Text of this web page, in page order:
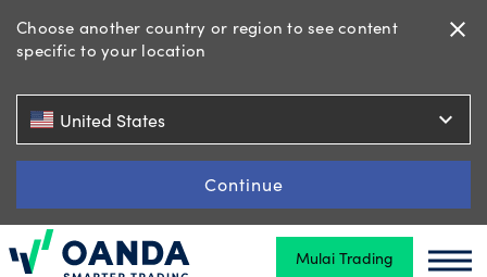
Choose another country or region to see content
specific to your location
close
United States expand_more
Continue
Oanda Mulai Trading
Trading
Alat &